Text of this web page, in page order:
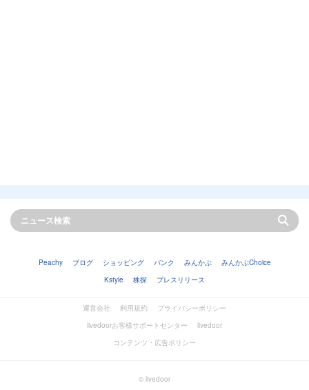
Peachy ブログ ショッピング バンク みんかぶ
みんかぶChoice
Kstyle
株探 プレスリリース
運営会社 利用規約
プライバシーポリシー
livedoorお客様サポートセンター
livedoor
コンテンツ・広告ポリシー
© livedoor